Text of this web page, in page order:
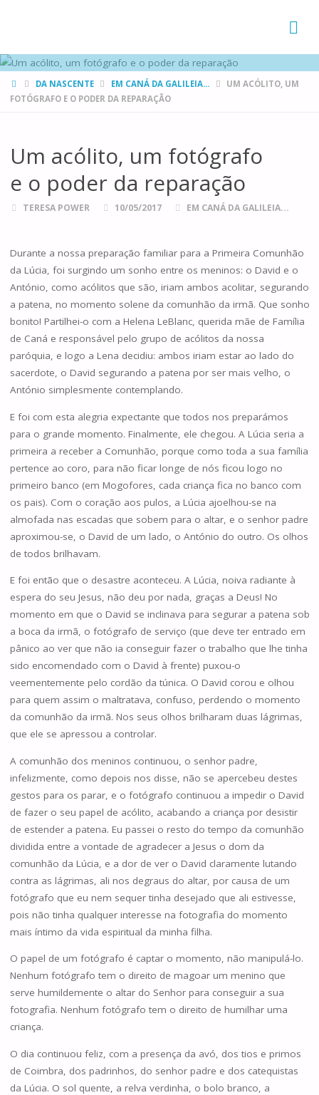
HOMEDA NASCENTE EM CANÁ DA GALILEIA...
UM ACÓLITO, UM
FOTÓGRAFO E O PODER DA REPARAÇÃO
Um acólito, um fotógrafo
e o poder da reparação
TERESA POWER 10/05/2017 EM CANÁ DA GALILEIA...
Durante a nossa preparação familiar para a Primeira Comunhão
da Lúcia, foi surgindo um sonho entre os meninos: o David e o
António, como acólitos que são, iriam ambos acolitar, segurando
a patena, no momento solene da comunhão da irmã. Que sonho
bonito! Partilhei-o com a Helena LeBlanc, querida mãe de Família
de Caná e responsável pelo grupo de acólitos da nossa
paróquia, e logo a Lena decidiu: ambos iriam estar ao lado do
sacerdote, o David segurando a patena por ser mais velho, o
António simplesmente contemplando.
E foi com esta alegria expectante que todos nos preparámos
para o grande momento. Finalmente, ele chegou. A Lúcia seria a
primeira a receber a Comunhão, porque como toda a sua família
pertence ao coro, para não ficar longe de nós ficou logo no
primeiro banco (em Mogofores, cada criança fica no banco com
os pais). Com o coração aos pulos, a Lúcia ajoelhou-se na
almofada nas escadas que sobem para o altar, e o senhor padre
aproximou-se, o David de um lado, o António do outro. Os olhos
de todos brilhavam.
E foi então que o desastre aconteceu. A Lúcia, noiva radiante à
espera do seu Jesus, não deu por nada, graças a Deus! No
momento em que o David se inclinava para segurar a patena sob
a boca da irmã, o fotógrafo de serviço (que deve ter entrado em
pânico ao ver que não ia conseguir fazer o trabalho que lhe tinha
sido encomendado com o David à frente) puxou-o
veementemente pelo cordão da túnica. O David corou e olhou
para quem assim o maltratava, confuso, perdendo o momento
da comunhão da irmã. Nos seus olhos brilharam duas lágrimas,
que ele se apressou a controlar.
A comunhão dos meninos continuou, o senhor padre,
infelizmente, como depois nos disse, não se apercebeu destes
gestos para os parar, e o fotógrafo continuou a impedir o David
de fazer o seu papel de acólito, acabando a criança por desistir
de estender a patena. Eu passei o resto do tempo da comunhão
dividida entre a vontade de agradecer a Jesus o dom da
comunhão da Lúcia, e a dor de ver o David claramente lutando
contra as lágrimas, ali nos degraus do altar, por causa de um
fotógrafo que eu nem sequer tinha desejado que ali estivesse,
pois não tinha qualquer interesse na fotografia do momento
mais íntimo da vida espiritual da minha filha.
O papel de um fotógrafo é captar o momento, não manipulá-lo.
Nenhum fotógrafo tem o direito de magoar um menino que
serve humildemente o altar do Senhor para conseguir a sua
fotografia. Nenhum fotógrafo tem o direito de humilhar uma
criança.
O dia continuou feliz, com a presença da avó, dos tios e primos
de Coimbra, dos padrinhos, do senhor padre e dos catequistas
da Lúcia. O sol quente, a relva verdinha, o bolo branco, a